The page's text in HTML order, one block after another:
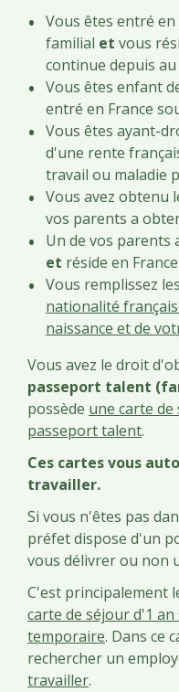
Vous êtes entré
familial et vous
continue depuis
Vous êtes enfant
entré en France
Vous êtes ayant-
d'une rente
travail ou maladie
Vous avez obtenu
vos parents a
Un de vos
et réside en
Vous remplissez
nationalité
naissance et de
Vous avez le droit
passeport talent
possède une carte
passeport talent.
Ces cartes vous
travailler.
Si vous n'êtes pas
préfet dispose d'un
vous délivrer ou non
C'est principalement
carte de séjour d'1
temporaire. Dans ce
rechercher un
travailler.